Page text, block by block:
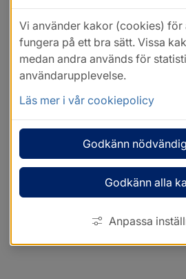
Vi använder kakor (cookies) för
fungera på ett bra sätt. Vissa
medan andra används för
användarupplevelse.
Läs mer i vår cookiepolicy
Godkänn
Godkänn alla
Anpassa